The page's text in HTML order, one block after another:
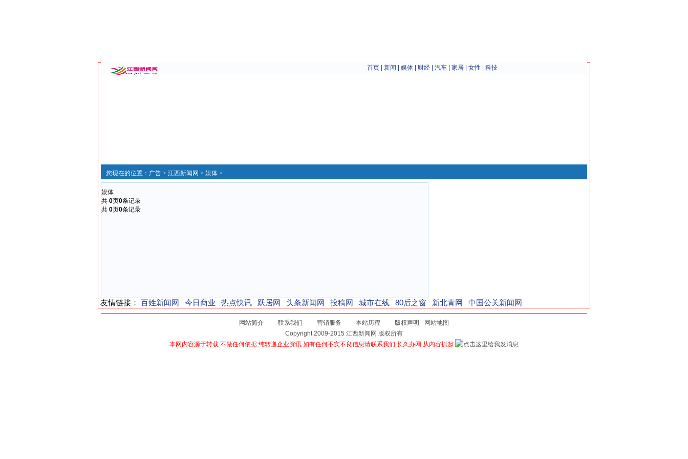
首页 新闻 娱体 财经 汽车 家居 女性 科技
您现在的位置： 广告 > 江西新闻网 > 娱体 >
娱体
共 0页0条记录
共 0页0条记录
友情链接： 百姓新闻网 今日商业 热点快讯 跃居网 头条新闻网 投稿网 城市在线 80后之窗 新北青网 中国公关新闻网
网站简介 - 联系我们 - 营销服务 - 本站历程 - 版权声明 - 网站地图
Copyright 2009-2015 江西新闻网 版权所有
本网内容源于转载 不做任何依据 纯转递企业资讯 如有任何不实不良信息请联系我们 长久办网 从内容抓起